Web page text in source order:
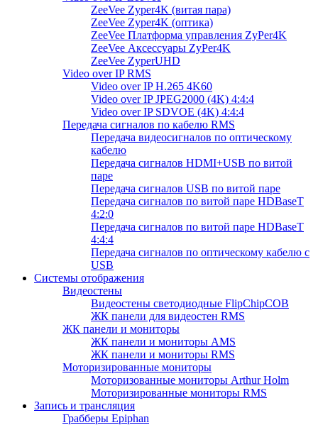
ZeeVee Zyper4K (витая пара)
ZeeVee Zyper4K (оптика)
ZeeVee Платформа управления ZyPer4K
ZeeVee Аксессуары ZyPer4K
ZeeVee ZyperUHD
Video over IP RMS
Video over IP H.265 4K60
Video over IP JPEG2000 (4K) 4:4:4
Video over IP SDVOE (4K) 4:4:4
Передача сигналов по кабелю RMS
Передача видеосигналов по оптическому
кабелю
Передача сигналов HDMI+USB по витой
паре
Передача сигналов USB по витой паре
Передача сигналов по витой паре HDBaseT
4:2:0
Передача сигналов по витой паре HDBaseT
4:4:4
Передача сигналов по оптическому кабелю с
USB
Системы отображения
Видеостены
Видеостены светодиодные FlipChipCOB
ЖК панели для видеостен RMS
ЖК панели и мониторы
ЖК панели и мониторы AMS
ЖК панели и мониторы RMS
Моторизированные мониторы
Моторизованные мониторы Arthur Holm
Моторизированные мониторы RMS
Запись и трансляция
Грабберы Epiphan